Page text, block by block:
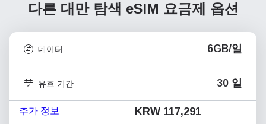
다른 대만 탐색 eSIM 요금제 옵션
데이터 6GB/일
유효 기간 30 일
추가 정보 KRW 117,291